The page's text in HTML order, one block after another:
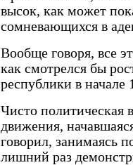
высок, как может
сомневающихся в
Вообще говоря, все
как смотрелся бы
республики в начале
Чисто политическая
движения,
говорил, занимаясь
лишний раз